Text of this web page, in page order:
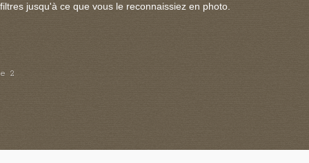
jusqu'à ce que vous le reconnaissiez en photo.
2